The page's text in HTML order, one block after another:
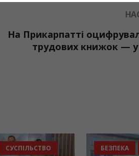
На Прикарпатті
трудових книжок — у
МІСТО СУСПІЛЬСТВО